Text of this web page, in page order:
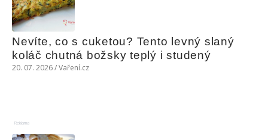
Nevíte, co s cuketou? Tento levný slaný
koláč chutná božsky teplý i studený
20. 07. 2026 / Vaření.cz
Reklama